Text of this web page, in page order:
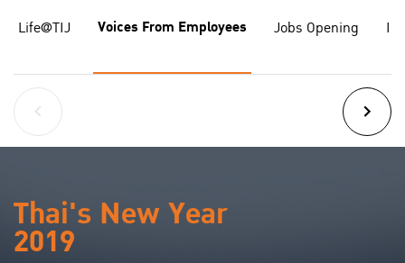
Life@TIJ Voices From Employees Jobs Opening
Thai's New Year
2019